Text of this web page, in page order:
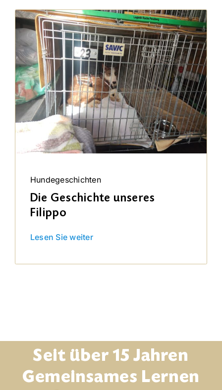
Hundegeschichten
Die Geschichte unseres
Filippo
Lesen Sie weiter
Seit über 15 Jahren
Gemeinsames Lernen